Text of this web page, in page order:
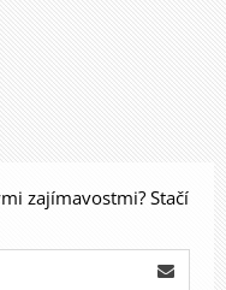
zajímavostmi? Stačí